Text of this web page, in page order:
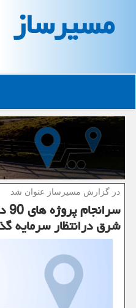
مسیرساز
در گزارش مسیرساز عنوان شد
شرق درانتظار سرمایه